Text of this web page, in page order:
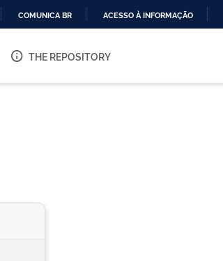
O
COMUNICA BR ACESSO À INFORMAÇÃO
THE REPOSITORY